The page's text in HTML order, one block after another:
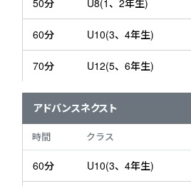
60分 U10(3、4年生)
70分 U12(5、6年生)
アドバンスネクスト
時間 クラス
60分 U10(3、4年生)